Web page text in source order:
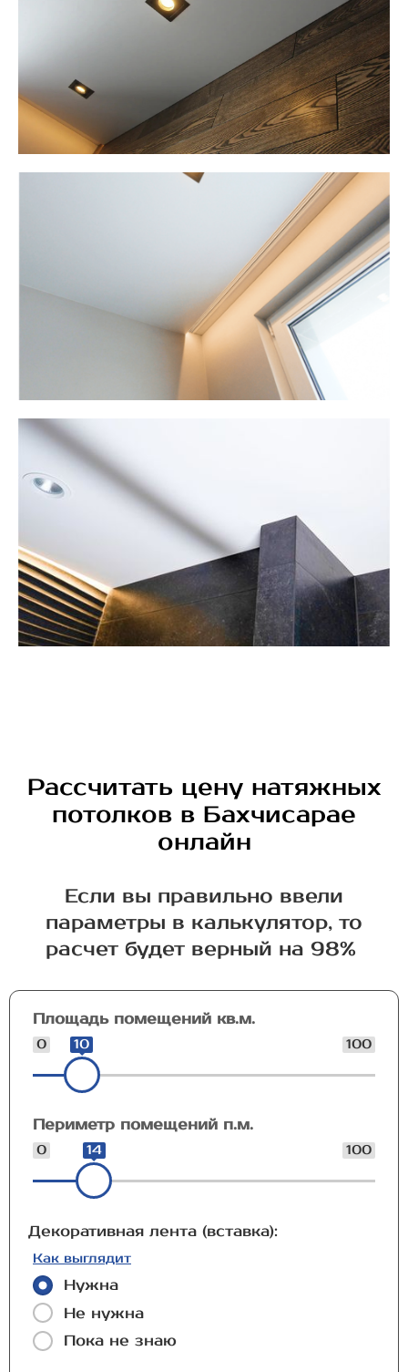
Рассчитать цену натяжных
потолков в Бахчисарае
онлайн
Если вы правильно ввели
параметры в калькулятор, то
расчет будет верный на 98%
Площадь помещений кв.м.
0 100
10
Периметр помещений п.м.
0 100
14
Декоративная лента (вставка):
Как выглядит
Нужна
Не нужна
Пока не знаю